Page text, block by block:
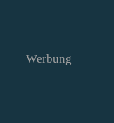
Werbung